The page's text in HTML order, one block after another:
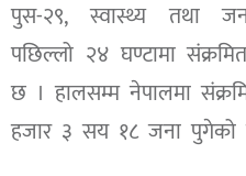
पुस-२९, स्वास्थ्य तथा
पछिल्लो २४ घण्टामा
छ । हालसम्म नेपालमा
हजार ३ सय १८ जना